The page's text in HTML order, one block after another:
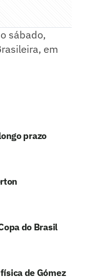
sábado,
em
prazo
do Brasil
de Gómez